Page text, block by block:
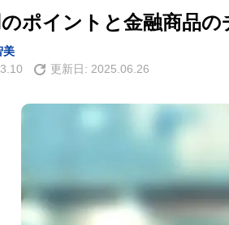
ポイントと金融商品の
美
更新日: 2025.06.26